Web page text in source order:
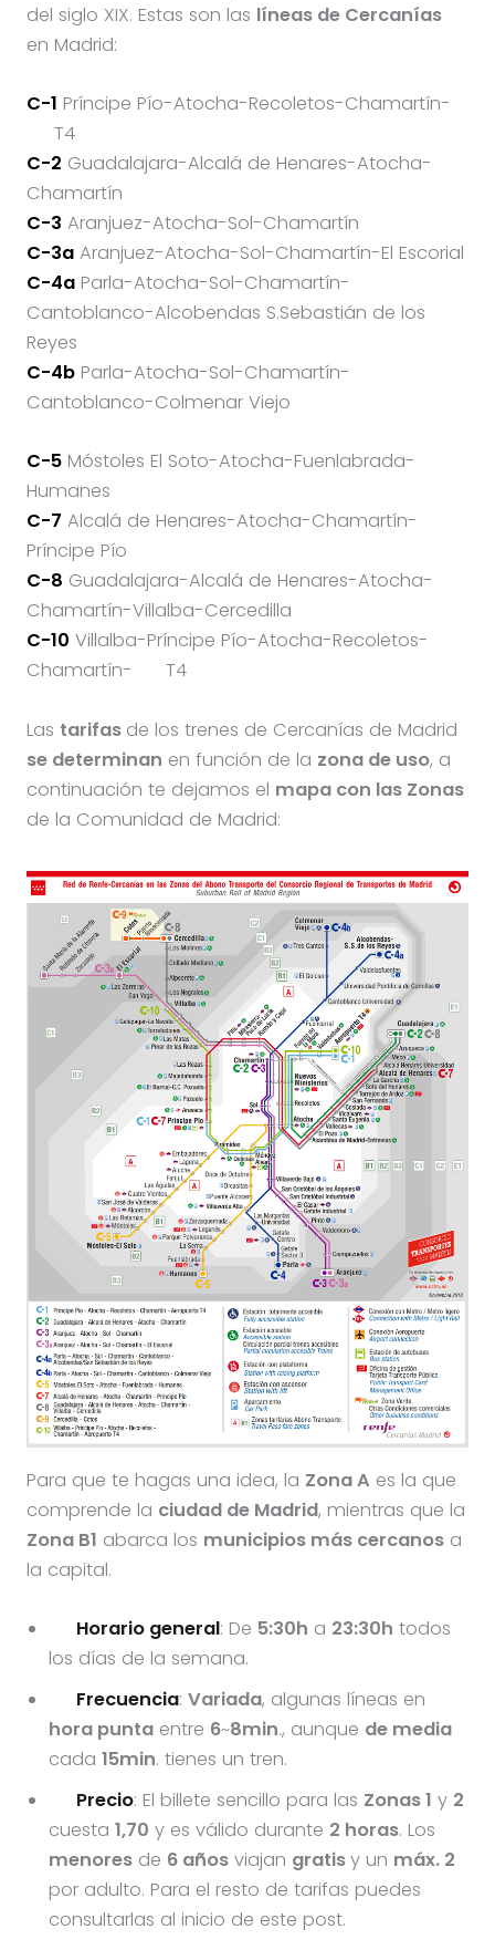
del siglo XIX. Estas son las líneas de Cercanías
en Madrid:
C-1 Príncipe Pío-Atocha-Recoletos-Chamartín-
T4
C-2 Guadalajara-Alcalá de Henares-Atocha-
Chamartín
C-3 Aranjuez-Atocha-Sol-Chamartín
C-3aAranjuez-Atocha-Sol-Chamartín-El Escorial
C-4aParla-Atocha-Sol-Chamartín-
Cantoblanco-Alcobendas S.Sebastián de los
Reyes
C-4bParla-Atocha-Sol-Chamartín-
Cantoblanco-Colmenar Viejo
C-5Móstoles El Soto-Atocha-Fuenlabrada-
Humanes
C-7 Alcalá de Henares-Atocha-Chamartín-
Príncipe Pío
C-8 Guadalajara-Alcalá de Henares-Atocha-
Chamartín-Villalba-Cercedilla
C-10 Villalba-Príncipe Pío-Atocha-Recoletos-
Chamartín-
T4
Las tarifas de los trenes de Cercanías de Madrid
se determinan en función de la zona de uso, a
continuación te dejamos el mapa con las Zonas
de la Comunidad de Madrid:
Para que te hagas una idea, la Zona A es la que
comprende la ciudad de Madrid, mientras que la
Zona B1 abarca los municipios más cercanosa
la capital.
Horario general: De 5:30h a 23:30h todos
los días de la semana.
Frecuencia:Variada, algunas líneas en
hora puntaentre 6~8min., aunque de media
cada 15min. tienes un tren.
Precio: El billete sencillo para las Zonas 1 y 2
cuesta 1,70 y es válido durante 2 horas. Los
menoresde 6 añosviajan gratisy un máx. 2
por adulto. Para el resto de tarifas puedes
consultarlas al inicio de este post.